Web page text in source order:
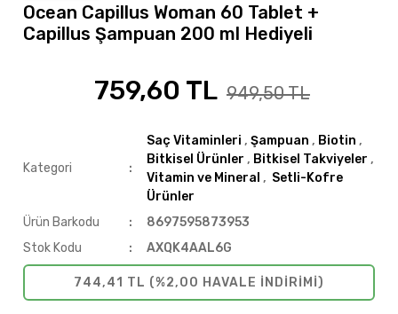
Ocean Capillus Woman 60 Tablet +
Capillus Şampuan 200 ml Hediyeli
759,60 TL 949,50 TL
Kategori
Saç Vitaminleri , Şampuan , Biotin ,
Bitkisel Ürünler , Bitkisel Takviyeler ,
Vitamin ve Mineral , Setli-Kofre
Ürünler
Ürün Barkodu
8697595873953
Stok Kodu
AXQK4AAL6G
744,41 TL (%2,00 HAVALE INDIRIMI)